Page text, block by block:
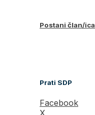
Postani član/ica
Prati SDP
Facebook